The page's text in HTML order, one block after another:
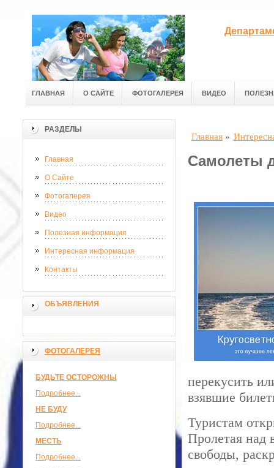
ГЛАВНАЯ О САЙТЕ ФОТОГАЛЕРЕЯ ВИДЕО
РАЗДЕЛЫ
Главная
О Сайте
Фотогалерея
Видео
Полезная информация
Интересная информация
Контакты
ОБЪЯВЛЕНИЯ
ФОТОГАЛЕРЕЯ
БУДЬТЕ ОСТОРОЖНЫ
Подробнее...
НЕ БУДУ
Подробнее...
МЕСТЬ
Подробнее...
Главная »
Самолеты
перекусить
взявшие
Туристам
Пролетая над
свободы,